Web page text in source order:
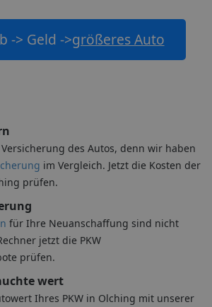
-> Geld ->größeres Auto
des Autos, denn wir haben
im Vergleich. Jetzt die Kosten der
prüfen.
für Ihre Neuanschaffung sind nicht
jetzt die PKW
prüfen.
wert
Ihres PKW in Olching mit unserer